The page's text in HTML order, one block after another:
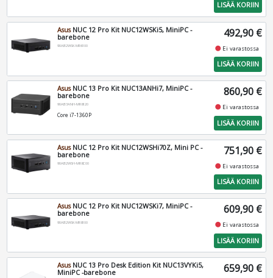
LISÄÄ KORIIN
AsusNUC 12 Pro Kit NUC12WSKi5, MiniPC -
barebone
90AB2WSK-MR6100
492,90 €
fiber_manual_record Ei varastossa
LISÄÄ KORIIN
AsusNUC 13 Pro Kit NUC13ANHi7, MiniPC -
barebone
90AB3ANH-MR8120
Core i7-1360P
860,90 €
fiber_manual_record Ei varastossa
LISÄÄ KORIIN
AsusNUC 12 Pro Kit NUC12WSHi70Z, Mini PC -
barebone
90AB2WSH-MR8C00
751,90 €
fiber_manual_record Ei varastossa
LISÄÄ KORIIN
AsusNUC 12 Pro Kit NUC12WSKi7, MiniPC -
barebone
90AB2WSK-MR8100
609,90 €
fiber_manual_record Ei varastossa
LISÄÄ KORIIN
AsusNUC 13 Pro Desk Edition Kit NUC13VYKi5,
MiniPC -barebone
659,90 €